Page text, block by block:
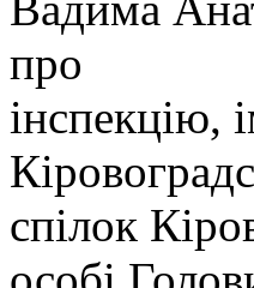
про
інспекцію,
спілок